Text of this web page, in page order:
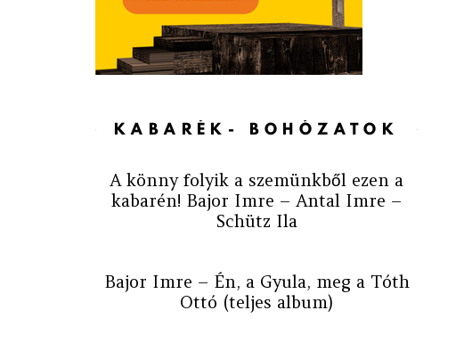
KABARÉK- BOHÓZATOK
A könny folyik a szemünkből ezen a
kabarén! Bajor Imre – Antal Imre –
Schütz Ila
Bajor Imre – Én, a Gyula, meg a Tóth
Ottó (teljes album)